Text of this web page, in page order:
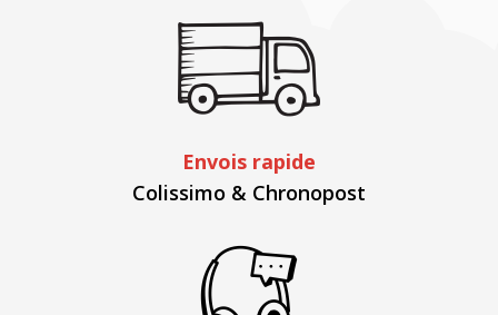
Envois rapide
Colissimo & Chronopost